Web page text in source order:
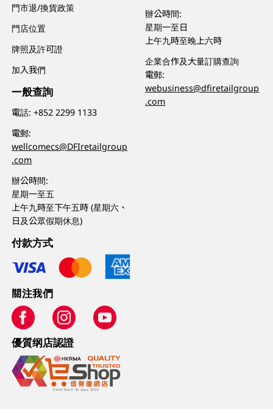
門市退/換貨政策
門店位置
牌照及許可證
加入我們
一般查詢
電話:+852 2299 1133
電郵:
wellcomecs@DFIretailgroup
.com
辦公時間:
星期一至五
上午九時至下午五時 (星期六、
日及公眾假期休息)
辦公時間:
星期一至日
上午九時至晚上六時
企業合作及大量訂購查詢
電郵:
webusiness@dfiretailgroup
.com
付款方式
關注我們
優質纲店認證